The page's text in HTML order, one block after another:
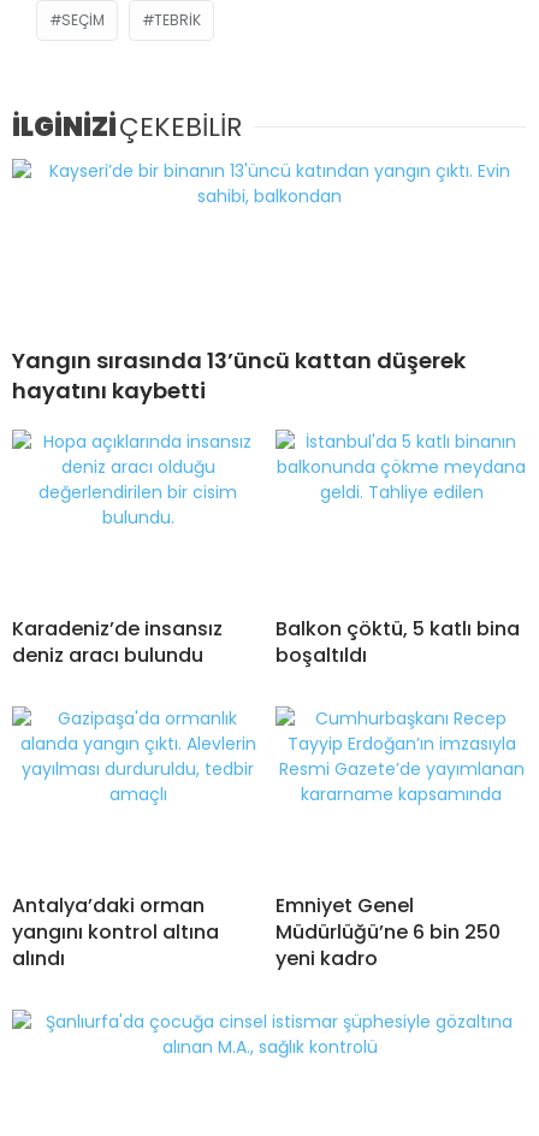
SEÇIM TEBRIK
İLGİNİZİÇEKEBİLİR
Yangın sırasında 13’üncü kattan düşerek
hayatını kaybetti
Karadeniz’de insansız
deniz aracı bulundu
Balkon çöktü, 5 katlı bina
boşaltıldı
Antalya’daki orman
yangını kontrol altına
alındı
Emniyet Genel
Müdürlüğü’ne 6 bin 250
yeni kadro